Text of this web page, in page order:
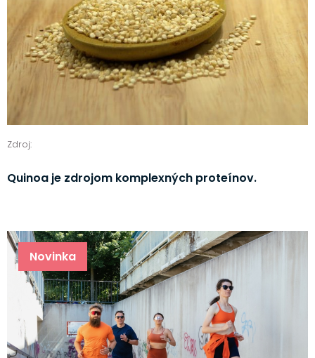
Zdroj:
Quinoa je zdrojom komplexných proteínov.
Novinka